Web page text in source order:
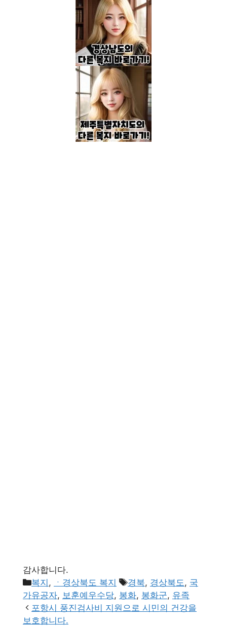
감사합니다.
카
테
고
리
복지 , ㆍ경상북도 복지
태
그
경북, 경상북도, 국
가유공자, 보훈예우수당, 봉화, 봉화군, 유족
포항시 풍진검사비 지원으로 시민의 건강을
보호합니다.